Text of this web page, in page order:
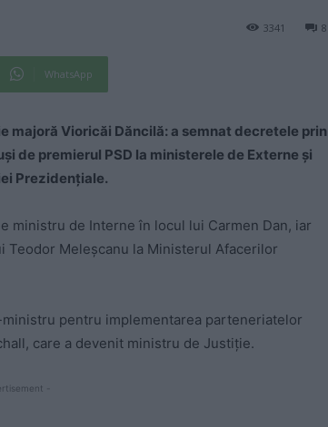
8
3341
WhatsApp
majoră Vioricăi Dăncilă: a semnat decretele prin
de premierul PSD la ministerele de Externe și
Prezidențiale.
ministru de Interne în locul lui Carmen Dan, iar
Teodor Meleșcanu la Ministerul Afacerilor
pentru implementarea parteneriatelor
care a devenit ministru de Justiție.
-